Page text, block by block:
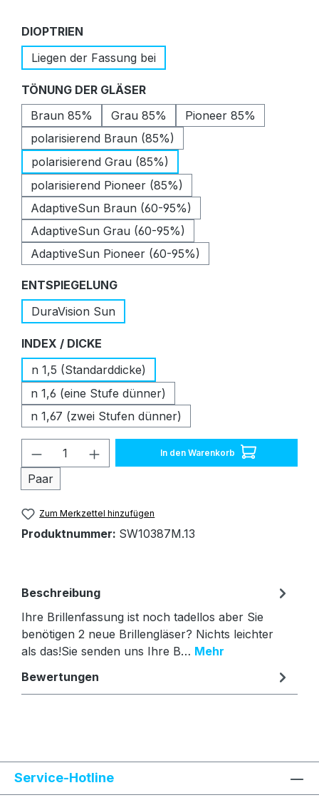
DIOPTRIEN
Liegen der Fassung bei
TÖNUNG DER GLÄSERauswählen
Braun 85%
Grau 85%
Pioneer 85%
polarisierend Braun (85%)
polarisierend Grau (85%)
polarisierend Pioneer (85%)
AdaptiveSun Braun (60-95%)
AdaptiveSun Grau (60-95%)
AdaptiveSun Pioneer (60-95%)
ENTSPIEGELUNGauswählen
DuraVision Sun
INDEX / DICKE
n 1,5 (Standarddicke)
n 1,6 (eine Stufe dünner)
n 1,67 (zwei Stufen dünner)
Produkt Anzahl: Gib den
Paar
In den Warenkorb
Zum Merkzettel hinzufügen
Produktnummer: SW10387M.13
Beschreibung
Ihre Brillenfassung ist noch tadellos aber Sie
benötigen 2 neue Brillengläser? Nichts leichter
als das!Sie senden uns Ihre B… Mehr
Bewertungen
Service-Hotline
Text vergrößern Hochkontrastmodus